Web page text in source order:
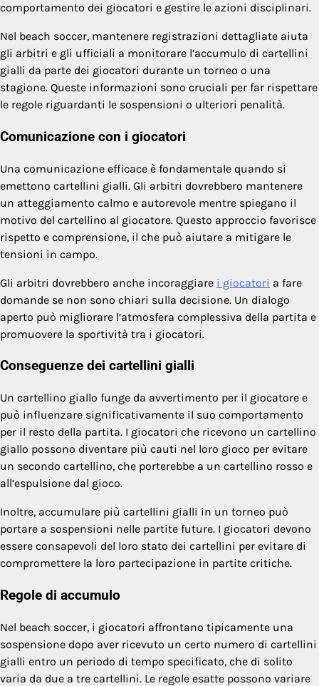
comportamento dei giocatori e gestire le azioni disciplinari.
Nel beach soccer, mantenere registrazioni dettagliate aiuta
gli arbitri e gli ufficiali a monitorare l’accumulo di cartellini
gialli da parte dei giocatori durante un torneo o una
stagione. Queste informazioni sono cruciali per far rispettare
le regole riguardanti le sospensioni o ulteriori penalità.
Comunicazione con i giocatori
Una comunicazione efficace è fondamentale quando si
emettono cartellini gialli. Gli arbitri dovrebbero mantenere
un atteggiamento calmo e autorevole mentre spiegano il
motivo del cartellino al giocatore. Questo approccio favorisce
rispetto e comprensione, il che può aiutare a mitigare le
tensioni in campo.
Gli arbitri dovrebbero anche incoraggiare i giocatori a fare
domande se non sono chiari sulla decisione. Un dialogo
aperto può migliorare l’atmosfera complessiva della partita e
promuovere la sportività tra i giocatori.
Conseguenze dei cartellini gialli
Un cartellino giallo funge da avvertimento per il giocatore e
può influenzare significativamente il suo comportamento
per il resto della partita. I giocatori che ricevono un cartellino
giallo possono diventare più cauti nel loro gioco per evitare
un secondo cartellino, che porterebbe a un cartellino rosso e
all’espulsione dal gioco.
Inoltre, accumulare più cartellini gialli in un torneo può
portare a sospensioni nelle partite future. I giocatori devono
essere consapevoli del loro stato dei cartellini per evitare di
compromettere la loro partecipazione in partite critiche.
Regole di accumulo
Nel beach soccer, i giocatori affrontano tipicamente una
sospensione dopo aver ricevuto un certo numero di cartellini
gialli entro un periodo di tempo specificato, che di solito
varia da due a tre cartellini. Le regole esatte possono variare